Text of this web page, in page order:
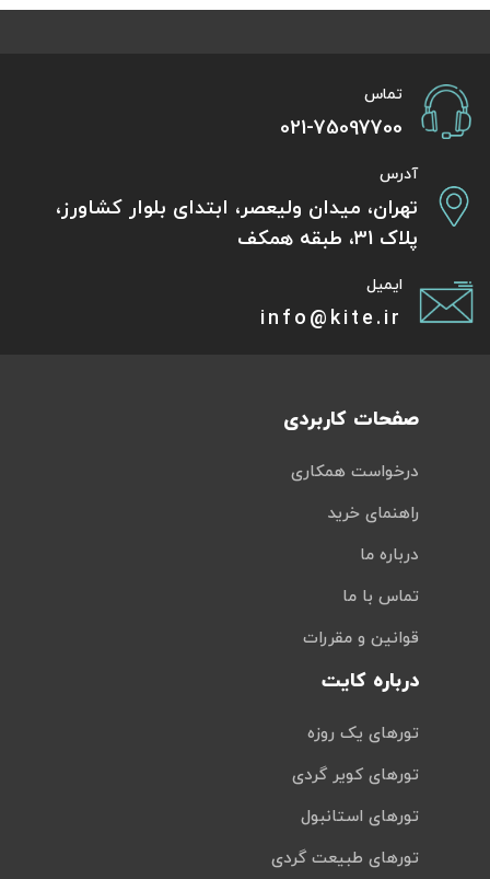
تماس
021-75097700
آدرس
تهران، میدان ولیعصر، ابتدای بلوار کشاورز،
پلاک 31، طبقه همکف
ایمیل
info@kite.ir
صفحات کاربردی
درخواست همکاری
راهنمای خرید
درباره ما
تماس با ما
قوانین و مقررات
درباره کایت
تورهای یک روزه
تورهای کویر گردی
تورهای استانبول
تورهای طبیعت گردی